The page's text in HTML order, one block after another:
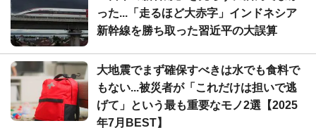
った...「走るほど大赤字」インドネシア
新幹線を勝ち取った習近平の大誤算
大地震でまず確保すべきは水でも食料で
もない...被災者が「これだけは担いで逃
げて」という最も重要なモノ2選【2025
年7月BEST】